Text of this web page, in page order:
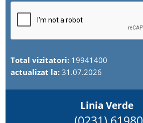
Total vizitatori: 19941400
actualizat la:31.07.2026
Linia Verde